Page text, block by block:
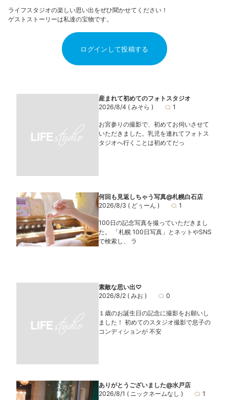
ライフスタジオの楽しい思い出をぜひ聞かせてください！
ゲストストーリーは私達の宝物です。
ログインして投稿する
産まれて初めてのフォトスタジオ
2026/8/4 ( みそら ) 1
お宮参りの撮影で、初めてお伺いさせて
いただきました。乳児を連れてフォトス
タジオへ行くことは初めてだっ
何回も見返しちゃう写真@札幌白石店
2026/8/3 ( どぅーん ) 1
100日の記念写真を撮っていただきまし
た。 「札幌 100日写真」とネットやSNS
で検索し、 ラ
素敵な思い出♡
2026/8/2 ( みお ) 0
１歳のお誕生日の記念に撮影をお願いし
ました！ 初めてのスタジオ撮影で息子の
コンディションが 不安
ありがとうございました@水戸店
2026/8/1 ( ニックネームなし ) 1